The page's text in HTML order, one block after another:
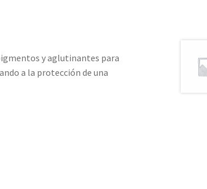
y aglutinantes para
a la protección de una